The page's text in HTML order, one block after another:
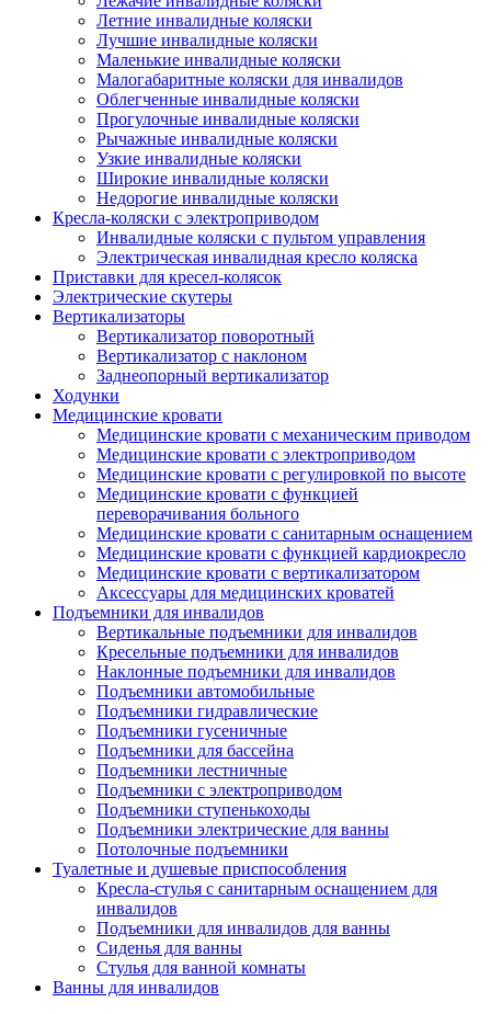
Летние инвалидные коляски
Лучшие инвалидные коляски
Маленькие инвалидные коляски
Малогабаритные коляски для инвалидов
Облегченные инвалидные коляски
Прогулочные инвалидные коляски
Рычажные инвалидные коляски
Узкие инвалидные коляски
Широкие инвалидные коляски
Недорогие инвалидные коляски
Кресла-коляски с электроприводом
Инвалидные коляски с пультом управления
Электрическая инвалидная кресло коляска
Приставки для кресел-колясок
Электрические скутеры
Вертикализаторы
Вертикализатор поворотный
Вертикализатор с наклоном
Заднеопорный вертикализатор
Ходунки
Медицинские кровати
Медицинские кровати с механическим приводом
Медицинские кровати с электроприводом
Медицинские кровати с регулировкой по высоте
Медицинские кровати с функцией
переворачивания больного
Медицинские кровати с санитарным оснащением
Медицинские кровати с функцией кардиокресло
Медицинские кровати с вертикализатором
Аксессуары для медицинских кроватей
Подъемники для инвалидов
Вертикальные подъемники для инвалидов
Кресельные подъемники для инвалидов
Наклонные подъемники для инвалидов
Подъемники автомобильные
Подъемники гидравлические
Подъемники гусеничные
Подъемники для бассейна
Подъемники лестничные
Подъемники с электроприводом
Подъемники ступенькоходы
Подъемники электрические для ванны
Потолочные подъемники
Туалетные и душевые приспособления
Кресла-стулья с санитарным оснащением для
инвалидов
Подъемники для инвалидов для ванны
Сиденья для ванны
Стулья для ванной комнаты
Ванны для инвалидов